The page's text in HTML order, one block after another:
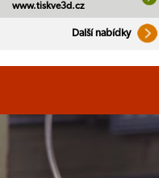
www.tiskve3d.cz
Další nabídky